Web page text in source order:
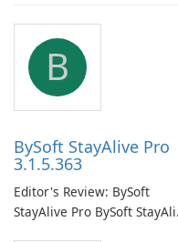
B
BySoft StayAlive Pro
3.1.5.363
Editor's Review: BySoft
StayAlive Pro BySoft StayAlive